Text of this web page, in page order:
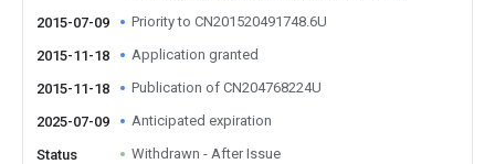
2015-07-09
Priority to CN201520491748.6U
2015-11-18 Application granted
2015-11-18 Publication of CN204768224U
2025-07-09 Anticipated expiration
Status Withdrawn - After Issue